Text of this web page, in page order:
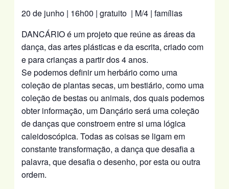
20 de junho | 16h00 | gratuito | M/4 | famílias
DANCÁRIO é um projeto que reúne as áreas da
dança, das artes plásticas e da escrita, criado com
e para crianças a partir dos 4 anos.
Se podemos definir um herbário como uma
coleção de plantas secas, um bestiário, como uma
coleção de bestas ou animais, dos quais podemos
obter informação, um Dançário será uma coleção
de danças que constroem entre si uma lógica
caleidoscópica. Todas as coisas se ligam em
constante transformação, a dança que desafia a
palavra, que desafia o desenho, por esta ou outra
ordem.